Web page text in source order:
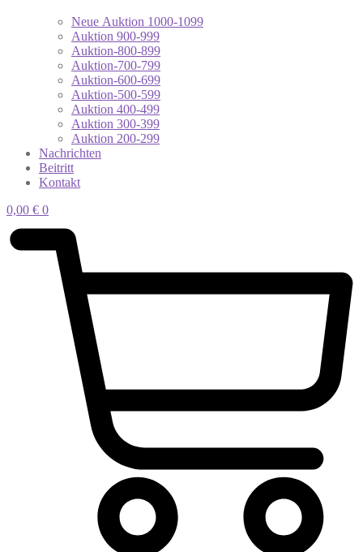
Neue Auktion 1000-1099
Auktion 900-999
Auktion-800-899
Auktion-700-799
Auktion-600-699
Auktion-500-599
Auktion 400-499
Auktion 300-399
Auktion 200-299
Nachrichten
Beitritt
Kontakt
0,00 € 0